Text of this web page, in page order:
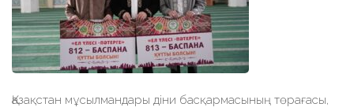
Қазақстан мұсылмандары діни басқармасының төрағасы,